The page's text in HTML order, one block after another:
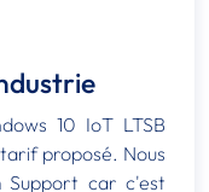
10 IoT LTSB
proposé. Nous
Support car c'est